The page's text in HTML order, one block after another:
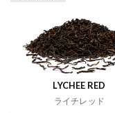
LYCHEE RED
ライチレッド